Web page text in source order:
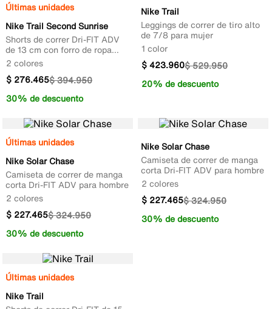
Últimas unidades
Nike Trail Second Sunrise
Shorts de correr Dri-FIT ADV
de 13 cm con forro de ropa
interior para hombre
2 colores
$394.950
$ 276.465
30% de descuento
Nike Trail
Leggings de correr de tiro alto
de 7/8 para mujer
1 color
$529.950
$423.960
20% de descuento
Últimas unidades
Nike Solar Chase
Camiseta de correr de manga
corta Dri-FIT ADV para hombre
2 colores
$324.950
$ 227.465
30% de descuento
Nike Solar Chase
Camiseta de correr de manga
corta Dri-FIT ADV para hombre
2 colores
$324.950
$ 227.465
30% de descuento
Últimas unidades
Nike Trail